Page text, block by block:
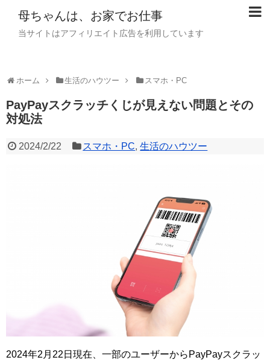
母ちゃんは、お家でお仕事
当サイトはアフィリエイト広告を利用しています
ホーム 生活のハウツー スマホ・PC
PayPayスクラッチくじが見えない問題とその
対処法
2024/2/22 スマホ・PC,生活のハウツー
2024年2月22日現在、一部のユーザーからPayPayスクラッ